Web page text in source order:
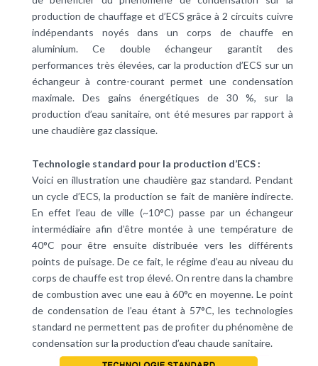
production de chauffage et d’ECS grâce à 2 circuits cuivre
indépendants noyés dans un corps de chauffe en
aluminium. Ce double échangeur garantit des
performances très élevées, car la production d’ECS sur un
échangeur à contre-courant permet une condensation
maximale. Des gains énergétiques de 30 %, sur la
production d’eau sanitaire, ont été mesures par rapport à
une chaudière gaz classique.
Technologie standard pour la production d’ECS :
Voici en illustration une chaudière gaz standard. Pendant
un cycle d’ECS, la production se fait de manière indirecte.
En effet l’eau de ville (~10°C) passe par un échangeur
intermédiaire afin d’être montée à une température de
40°C pour être ensuite distribuée vers les différents
points de puisage. De ce fait, le régime d’eau au niveau du
corps de chauffe est trop élevé. On rentre dans la chambre
de combustion avec une eau à 60°c en moyenne. Le point
de condensation de l’eau étant à 57°C, les technologies
standard ne permettent pas de profiter du phénomène de
condensation sur la production d’eau chaude sanitaire.